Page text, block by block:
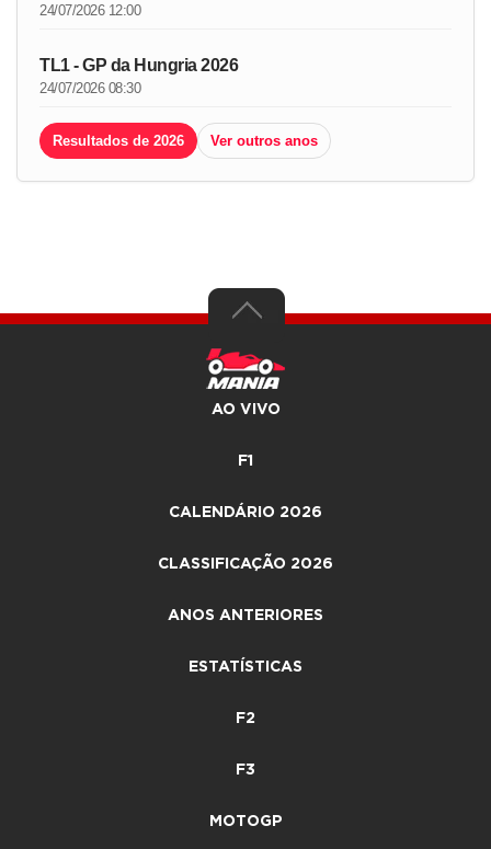
24/07/2026 12:00
TL1 - GP da Hungria 2026
24/07/2026 08:30
Resultados de 2026 Ver outros anos
AO VIVO
F1
CALENDÁRIO 2026
CLASSIFICAÇÃO 2026
ANOS ANTERIORES
ESTATÍSTICAS
F2
F3
MOTOGP